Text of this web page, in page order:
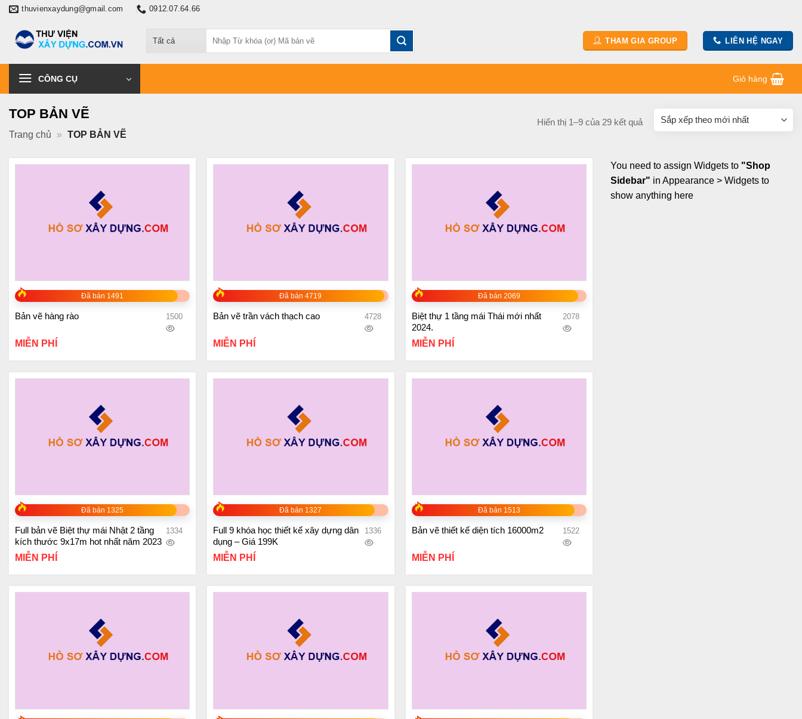
Chuyểnthuvienxaydung@gmail.com 0912.07.64.66
kiếm:
THAM GIA GROUP LIÊN HỆ NGAY
CÔNG CỤ Giỏ hàng
TOP BẢN VẼ
Trang chủ » TOP BẢN VẼ
Hiển thị 1–9 của 29 kết quả
Đã bán 1491
Bản vẽ hàng rào 1500
MIỄN PHÍ
Đã bán 4719
Bản vẽ trần vách thạch cao 4728
MIỄN PHÍ
Đã bán 2069
Biệt thự 1 tầng mái Thái mới nhất
2024.
2078
MIỄN PHÍ
Đã bán 1325
Full bản vẽ Biệt thự mái Nhật 2 tầng
kích thước 9x17m hot nhất năm 2023
1334
MIỄN PHÍ
Đã bán 1327
Full 9 khóa học thiết kế xây dựng dân
dụng – Giá 199K
1336
MIỄN PHÍ
Đã bán 1513
Bản vẽ thiết kế diện tích 16000m2 1522
MIỄN PHÍ
You need to assign Widgets to "Shop
Sidebar" in Appearance > Widgets to
show anything here